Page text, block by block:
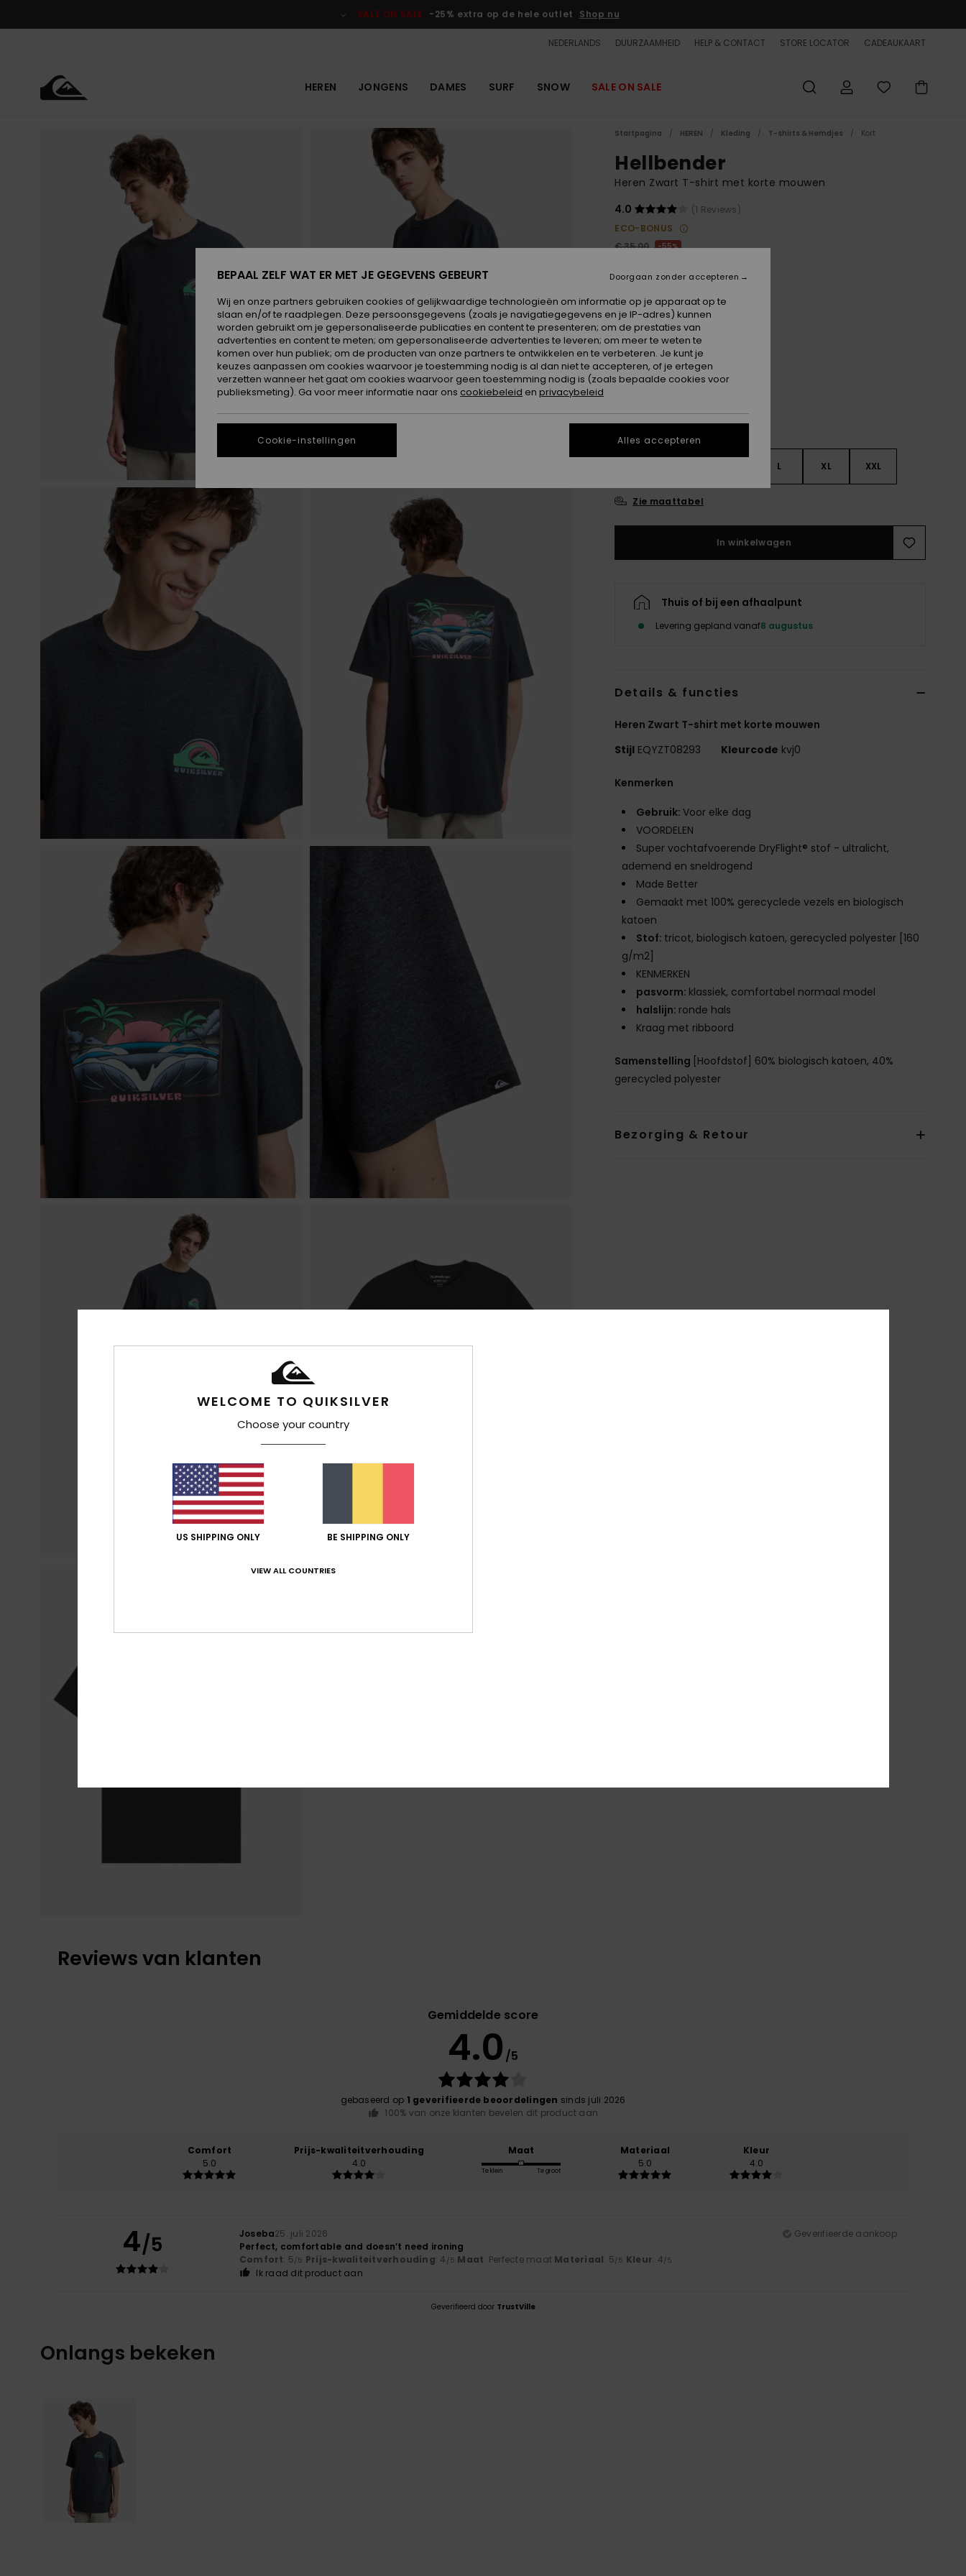
SALE ON SALE -25% extra op de hele outlet Shop nu
NEDERLANDS DUURZAAMHEID HELP & CONTACT STORE LOCATOR CADEAUKAART
HEREN JONGENS DAMES SURF SNOW SALE ON SALE
Startpagina HEREN Kleding T-shirts & Hemdjes Kort
Hellbender
Heren Zwart T-shirt met korte mouwen
4.0
(1 Reviews)
ECO-BONUS
€ 35,00
55%
SALE ON SALE EXTRA 25% OFF
KleurBlack
L XL XXL
Zie maattabel
In winkelwagen
Thuis of bij een afhaalpunt
Levering gepland vanaf8 augustus
Details & functies
Heren Zwart T-shirt met korte mouwen
Stijl EQYZT08293 Kleurcode kvj0
Kenmerken
Gebruik:Voor elke dag
VOORDELEN
Super vochtafvoerende DryFlight® stof - ultralicht,
ademend en sneldrogend
Made Better
Gemaakt met 100% gerecyclede vezels en biologisch
katoen
Stof: tricot, biologisch katoen, gerecycled polyester [160
g/m2]
KENMERKEN
pasvorm: klassiek, comfortabel normaal model
halslijn: ronde hals
Kraag met ribboord
Samenstelling [Hoofdstof] 60% biologisch katoen, 40%
gerecycled polyester
Bezorging & Retour
Reviews van klanten
Gemiddelde score
4.0 /5
gebaseerd op 1 geverifieerde beoordelingen sinds juli 2026
100% van onze klanten bevelen dit product aan
Comfort
5.0
Prijs-kwaliteitverhouding
4.0
Maat
Te klein Te groot
Materiaal
5.0
Kleur
4.0
4/5 Joseba25. juli 2026
Geverifieerde aankoop
Perfect, comfortable and doesn’t need ironing
Comfort: 5/5 Prijs-kwaliteitverhouding: 4 /5 Maat: Perfecte maat Materiaal: 5/5 Kleur: 4/5
Ik raad dit product aan
Geverifieerd door TrustVille
Onlangs bekeken
WELCOME TO QUIKSILVER
Choose your country
US SHIPPING ONLY BE SHIPPING ONLY
VIEW ALL COUNTRIES
BEPAAL ZELF WAT ER MET JE GEGEVENS GEBEURT
Wij en onze partners gebruiken cookies of gelijkwaardige technologieën om informatie op je apparaat op te
slaan en/of te raadplegen. Deze persoonsgegevens (zoals je navigatiegegevens en je IP-adres) kunnen
worden gebruikt om je gepersonaliseerde publicaties en content te presenteren; om de prestaties van
advertenties en content te meten; om gepersonaliseerde advertenties te leveren; om meer te weten te
komen over hun publiek; om de producten van onze partners te ontwikkelen en te verbeteren. Je kunt je
keuzes aanpassen om cookies waarvoor je toestemming nodig is al dan niet te accepteren, of je ertegen
verzetten wanneer het gaat om cookies waarvoor geen toestemming nodig is (zoals bepaalde cookies voor
publieksmeting). Ga voor meer informatie naar ons cookiebeleid en privacybeleid
Cookie-instellingen
Doorgaan zonder accepteren
Alles accepteren